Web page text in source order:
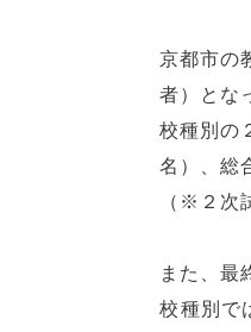
京都市の
者）とな
校種別の
名）、総
（※２次
また、最
校種別で